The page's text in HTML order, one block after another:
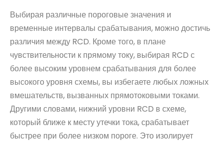
Выбирая различные пороговые значения и
временные интервалы срабатывания, можно достичь
различия между RCD. Кроме того, в плане
чувствительности к прямому току, выбирая RCD с
более высоким уровнем срабатывания для более
высокого уровня схемы, вы избегаете любых ложных
вмешательств, вызванных прямотоковыми токами.
Другими словами, нижний уровни RCD в схеме,
который ближе к месту утечки тока, срабатывает
быстрее при более низком пороге. Это изолирует